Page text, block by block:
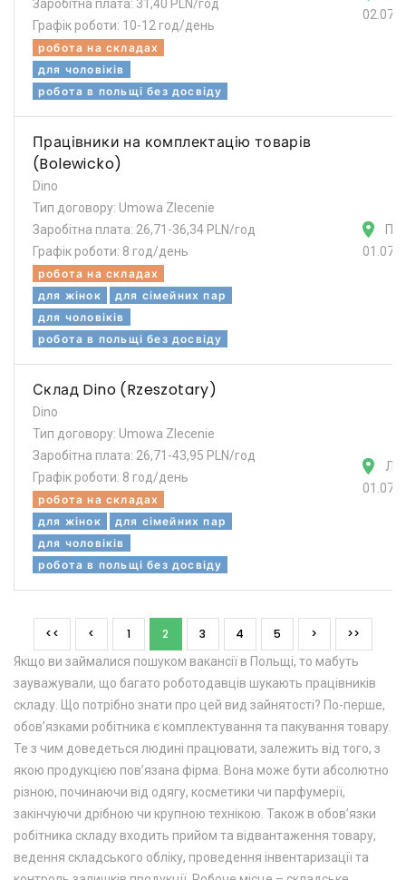
Заробітна плата: 31,40 PLN/год
Графік роботи: 10-12 год/день
робота на складах
для чоловіків
робота в польщі без досвіду
Працівники на комплектацію товарів
(Bolewicko)
Dino
Тип договору: Umowa Zlecenie
Заробітна плата: 26,71-36,34 PLN/год
Графік роботи: 8 год/день
робота на складах
для жінок
для сімейних пар
для чоловіків
робота в польщі без досвіду
Склад Dino (Rzeszotary)
Dino
Тип договору: Umowa Zlecenie
Заробітна плата: 26,71-43,95 PLN/год
Графік роботи: 8 год/день
робота на складах
для жінок
для сімейних пар
для чоловіків
робота в польщі без досвіду
<< < 1 2 3 4 5 > >>
Якщо ви займалися пошуком вакансії в Польщі, то мабуть
зауважували, що багато роботодавців шукають працівників
складу. Що потрібно знати про цей вид зайнятості? По-перше,
обов’язками робітника є комплектування та пакування товару.
Те з чим доведеться людині працювати, залежить від того, з
якою продукцією пов’язана фірма. Вона може бути абсолютно
різною, починаючи від одягу, косметики чи парфумерії,
закінчуючи дрібною чи крупною технікою. Також в обов’язки
робітника складу входить прийом та відвантаження товару,
ведення складського обліку, проведення інвентаризації та